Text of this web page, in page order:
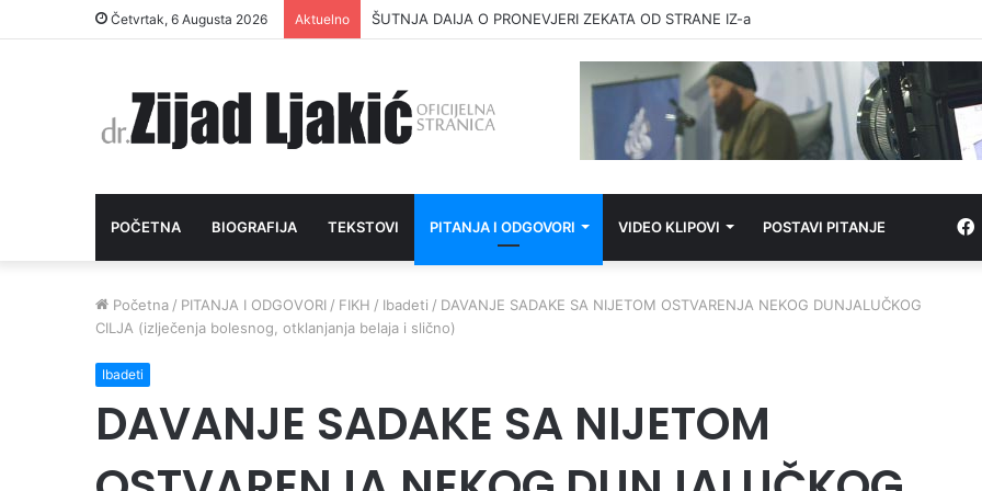
Četvrtak, 6 Augusta 2026 Aktuelno ŠUTNJA DAIJA O PRONEVJERI ZEKATA OD STRANE IZ-a
POČETNA BIOGRAFIJA TEKSTOVI PITANJA I ODGOVORI VIDEO KLIPOVI POSTAVI PITANJE
Početna / PITANJA I ODGOVORI / FIKH / Ibadeti / DAVANJE SADAKE SA NIJETOM OSTVARENJA NEKOG DUNJALUČKOG
CILJA (izlječenja bolesnog, otklanjanja belaja i slično)
Ibadeti
DAVANJE SADAKE SA NIJETOM